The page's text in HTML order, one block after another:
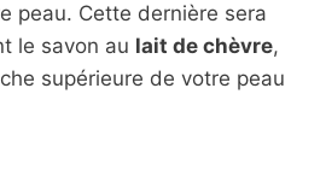
peau. Cette dernière sera
le savon au lait de chèvre,
supérieure de votre peau